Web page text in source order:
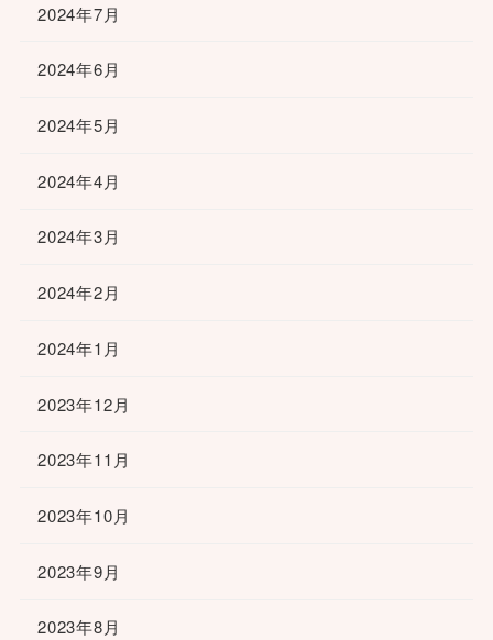
2024年7月
2024年6月
2024年5月
2024年4月
2024年3月
2024年2月
2024年1月
2023年12月
2023年11月
2023年10月
2023年9月
2023年8月